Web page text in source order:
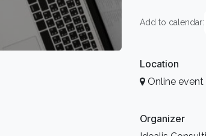
Add to calendar:
Location
Online event
Organizer